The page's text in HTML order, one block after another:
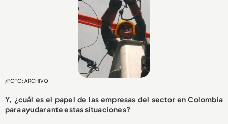
/FOTO: ARCHIVO.
Y, ¿cuál es el papel de las empresas del sector en Colombia
para ayudar ante estas situaciones?